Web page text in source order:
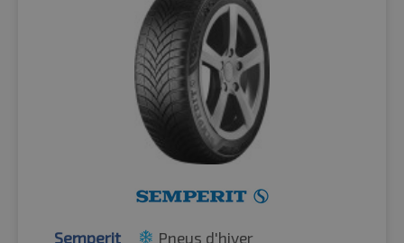
Semperit Pneus d'hiver